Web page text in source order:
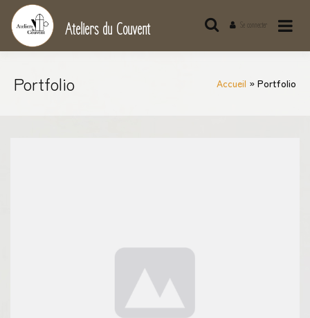
Passer
contenu
Ateliers du Couvent Se connecter
Portfolio Accueil Portfolio